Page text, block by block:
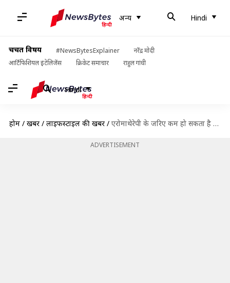
अन्य Hindi
चर्चित विषय #NewsBytesExplainer
नरेंद्र मोदी
आर्टिफिशियल इंटेलिजेंस
क्रिकेट समाचार राहुल गांधी
Hindi
होम / खबरें / लाइफस्टाइल की खबरें / एरोमाथेरेपी के जरिए कम हो सकता है तनाव, जानिए इसकी आदत डालने के आसान तरीके
ADVERTISEMENT